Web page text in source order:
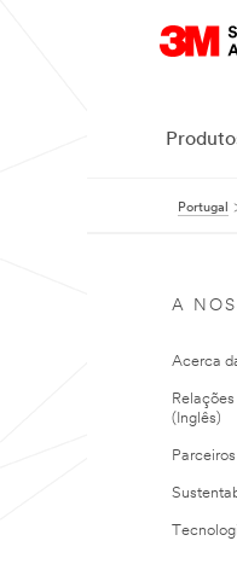
Portugal
A
Acerca
(Inglês)